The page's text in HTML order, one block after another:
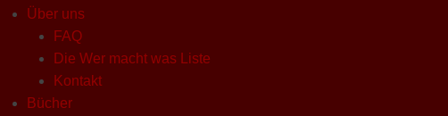
Über uns
FAQ
Die Wer macht was Liste
Kontakt
Bücher